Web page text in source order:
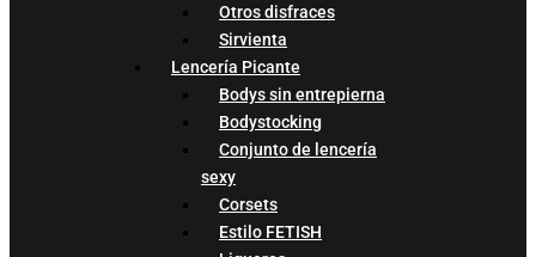
Otros disfraces
Sirvienta
Lencería Picante
Bodys sin entrepierna
Bodystocking
Conjunto de lencería
sexy
Corsets
Estilo FETISH